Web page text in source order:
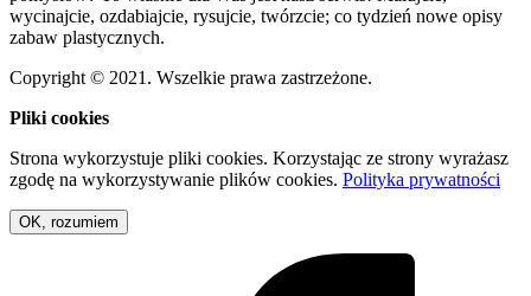
wycinajcie, ozdabiajcie, rysujcie, twórzcie; co tydzień nowe opisy
zabaw plastycznych.
Copyright © 2021. Wszelkie prawa zastrzeżone.
Pliki cookies
Strona wykorzystuje pliki cookies. Korzystając ze strony wyrażasz
zgodę na wykorzystywanie plików cookies. Polityka prywatności
OK, rozumiem